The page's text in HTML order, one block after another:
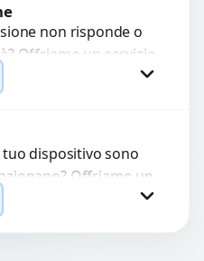
non risponde o
Offriamo un servizio
o
componenti di...
dispositivo sono
Offriamo un
o sostituzione